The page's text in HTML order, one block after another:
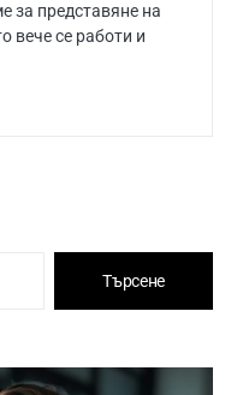
за представяне на
вече се работи и
Търсене